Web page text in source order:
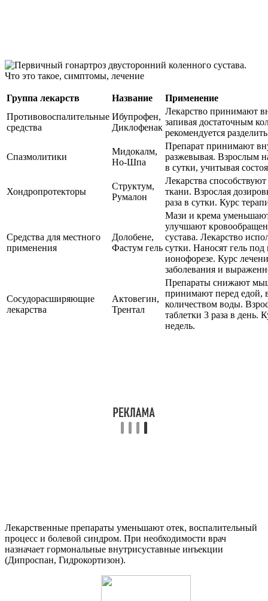
Группа лекарств Название
Применение
Противовоспалительные
средства
Ибупрофен,
Диклофенак
Лекарство принимают
запивая достаточным
рекомендуется
Спазмолитики
Мидокалм,
Но-Шпа
Препарат принимают
разжевывая. Взрослым
в сутки, учитывая
Хондропротекторы
Структум,
Румалон
Лекарства
ткани. Взрослая
раза в сутки. Курс
Средства для местного
применения
Долобене,
Фастум гель
Мази и крема
улучшают
сустава. Лекарство
сутки. Наносят гель
ионофорезе. Курс
заболевания и
Сосудорасширяющие
лекарства
Актовегин,
Трентал
Препараты снижают
принимают перед едой,
количеством воды.
таблетки 3 раза в день.
недель.
Лекарственные препараты уменьшают отек, воспалительный
процесс и болевой синдром. При необходимости врач
назначает гормональные внутрисуставные инъекции
(Дипроспан, Гидрокортизон).